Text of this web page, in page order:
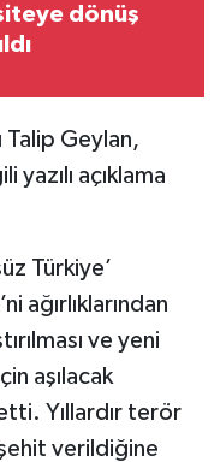
dönüş
Talip Geylan,
yazılı açıklama
Türkiye’
ağırlıklarından
ve yeni
aşılacak
Yıllardır terör
verildiğine